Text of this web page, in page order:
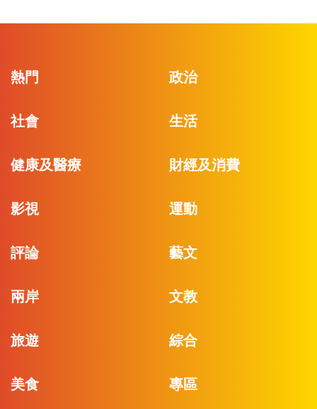
熱門 政治
社會 生活
健康及醫療 財經及消費
影視 運動
評論 藝文
兩岸 文教
旅遊 綜合
美食 專區